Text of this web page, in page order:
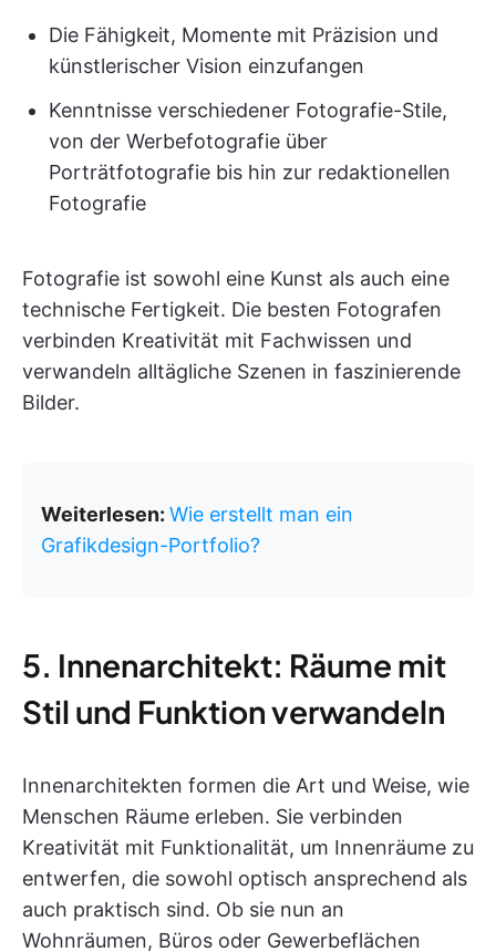
Die Fähigkeit, Momente mit Präzision und
künstlerischer Vision einzufangen
Kenntnisse verschiedener Fotografie-Stile,
von der Werbefotografie über
Porträtfotografie bis hin zur redaktionellen
Fotografie
Fotografie ist sowohl eine Kunst als auch eine
technische Fertigkeit. Die besten Fotografen
verbinden Kreativität mit Fachwissen und
verwandeln alltägliche Szenen in faszinierende
Bilder.
Weiterlesen: Wie erstellt man ein
Grafikdesign-Portfolio?
5. Innenarchitekt: Räume mit
Stil und Funktion verwandeln
Innenarchitekten formen die Art und Weise, wie
Menschen Räume erleben. Sie verbinden
Kreativität mit Funktionalität, um Innenräume zu
entwerfen, die sowohl optisch ansprechend als
auch praktisch sind. Ob sie nun an
Wohnräumen, Büros oder Gewerbeflächen